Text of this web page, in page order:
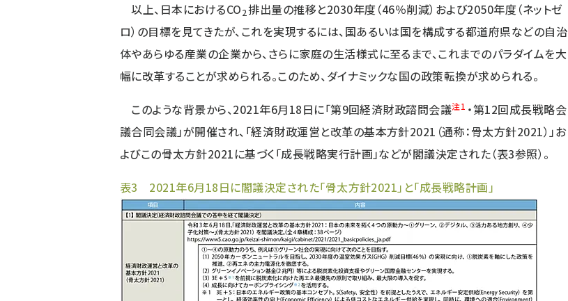
以上、日本におけるCO2排出量の推移と2030年度（46％削減）および2050年度（ネットゼ
ロ）の目標を見てきたが、これを実現するには、国あるいは国を構成する都道府県などの自治
体やあらゆる産業の企業から、さらに家庭の生活様式に至るまで、これまでのパラダイムを大
幅に改革することが求められる。このため、ダイナミックな国の政策転換が求められる。
このような背景から、2021年6月18日に「第9回経済財政諮問会議注1 ・第12回成長戦略会
議合同会議」が開催され、「経済財政運営と改革の基本方針2021（通称：骨太方針2021）」お
よびこの骨太方針2021に基づく「成長戦略実行計画」などが閣議決定された（表3参照）。
表3 2021年6月18日に閣議決定された「骨太方針2021」と「成長戦略計画」